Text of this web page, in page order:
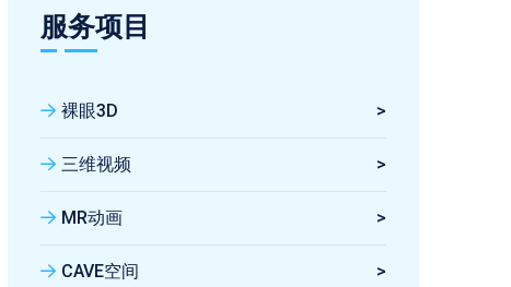
服务项目
裸眼3D >
三维视频 >
MR动画 >
CAVE空间 >